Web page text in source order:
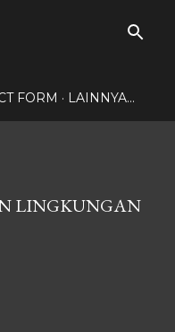
FORM LAINNYA…
LINGKUNGAN